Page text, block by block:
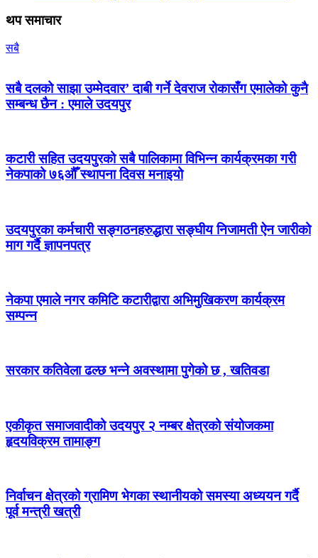
थप समाचार
सबै
सबै दलको साझा उम्मेदवार’ दाबी गर्ने देवराज रोकासँग एमालेको कुनै
सम्बन्ध छैन : एमाले उदयपुर
कटारी सहित उदयपुरको सबै पालिकामा विभिन्न कार्यक्रमका गरी
नेकपाको ७६औँ स्थापना दिवस मनाइयो
उदयपुरका कर्मचारी सङ्गठनहरुद्धारा सङ्घीय निजामती ऐन जारीको
माग गर्दै ज्ञापनपत्र
नेकपा एमाले नगर कमिटि कटारीद्वारा अभिमुखिकरण कार्यक्रम
सम्पन्न
सरकार कतिवेला ढल्छ भन्ने अवस्थामा पुगेको छ , खतिवडा
एकीकृत समाजवादीको उदयपुर २ नम्बर क्षेत्रको संयोजकमा
हृदयविक्रम तामाङ्ग
निर्वाचन क्षेत्रको ग्रामिण भेगका स्थानीयको समस्या अध्ययन गर्दै
पूर्व मन्त्री खत्री